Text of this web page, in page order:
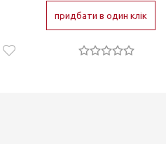
придбати в один клік